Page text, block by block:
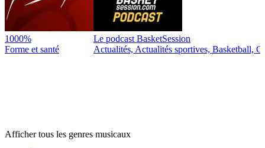
1000%
Forme et santé
Le podcast BasketSession
Actualités, Actualités sportives, Basketball,
Afficher tous les genres musicaux